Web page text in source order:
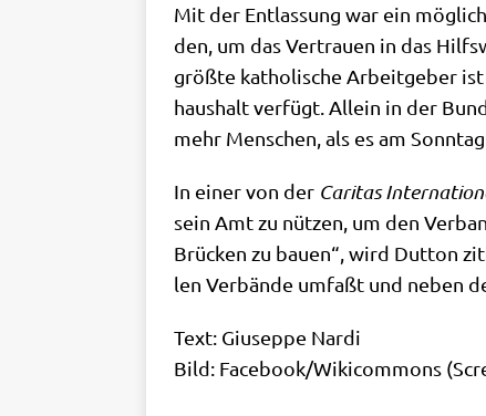
Mit der Ent­las­sung war ein
den, um das Ver­trau­en in das
größ­te katho­li­sche Arbeit­ge­ber
haus­halt ver­fügt. Allein in der
mehr Men­schen, als es am
In einer von der Cari­tas
sein Amt zu nüt­zen, um den
Brücken zu bau­en“, wird Dut­ton
len Ver­bän­de umfaßt und neben
Text: Giu­sep­pe Nar­di
Bild: Facebook/​Wikicommons